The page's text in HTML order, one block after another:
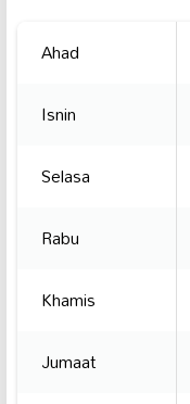
Ahad
Isnin
Selasa
Rabu
Khamis
Jumaat